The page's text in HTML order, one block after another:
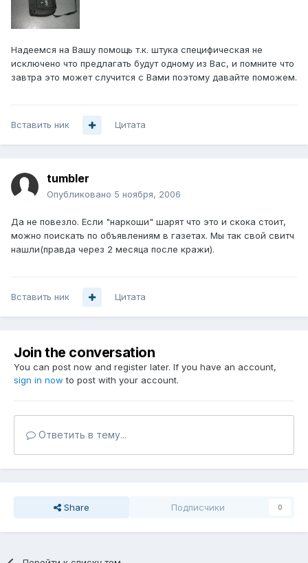
Надеемся на Вашу помощь т.к. штука специфическая не
исключено что предлагать будут одному из Вас, и помните что
завтра это может случится с Вами поэтому давайте поможем.
Вставить ник Цитата
tumbler
Опубликовано 5 ноября, 2006
Да не повезло. Если "наркоши" шарят что это и скока стоит,
можно поискать по объявлениям в газетах. Мы так свой свитч
нашли(правда через 2 месяца после кражи).
Вставить ник Цитата
Join the conversation
You can post now and register later. If you have an account,
sign in now to post with your account.
Ответить в тему...
Share Подписчики 0